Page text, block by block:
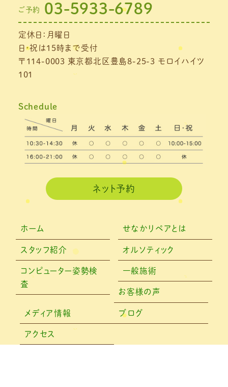
ご予約 03-5933-6789
定休日：月曜日
日・祝は15時まで受付
〒114-0003 東京都北区豊島8-25-3 モロイハイツ
101
Schedule
ネット予約
ホーム せなかリペアとは
スタッフ紹介 オルソティック
コンピューター姿勢検
査
一般施術
お客様の声
メディア情報 ブログ
アクセス